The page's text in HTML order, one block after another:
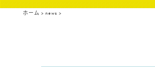
ホーム > news >